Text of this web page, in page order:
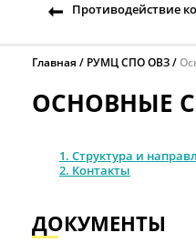
Противодействие
Главная РУМЦ СПО ОВЗ
ОСНОВНЫЕ
1. Структура и
2. Контакты
ДОКУМЕНТЫ